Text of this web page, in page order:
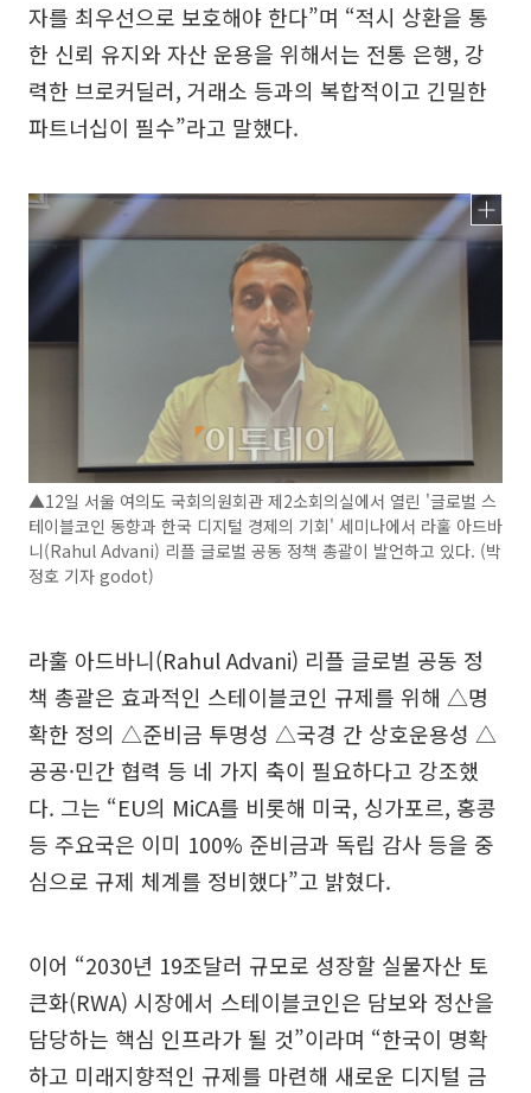
자를 최우선으로 보호해야 한다”며 “적시 상환을 통
한 신뢰 유지와 자산 운용을 위해서는 전통 은행, 강
력한 브로커딜러, 거래소 등과의 복합적이고 긴밀한
파트너십이 필수”라고 말했다.
▲12일 서울 여의도 국회의원회관 제2소회의실에서 열린 '글로벌 스
테이블코인 동향과 한국 디지털 경제의 기회' 세미나에서 라훌 아드바
니(Rahul Advani) 리플 글로벌 공동 정책 총괄이 발언하고 있다. (박
정호 기자 godot)
라훌 아드바니(Rahul Advani) 리플 글로벌 공동 정
책 총괄은 효과적인 스테이블코인 규제를 위해 △명
확한 정의 △준비금 투명성 △국경 간 상호운용성 △
공공·민간 협력 등 네 가지 축이 필요하다고 강조했
다. 그는 “EU의 MiCA를 비롯해 미국, 싱가포르, 홍콩
등 주요국은 이미 100% 준비금과 독립 감사 등을 중
심으로 규제 체계를 정비했다”고 밝혔다.
이어 “2030년 19조달러 규모로 성장할 실물자산 토
큰화(RWA) 시장에서 스테이블코인은 담보와 정산을
담당하는 핵심 인프라가 될 것”이라며 “한국이 명확
하고 미래지향적인 규제를 마련해 새로운 디지털 금